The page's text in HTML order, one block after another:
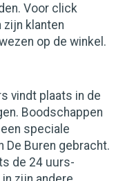
Voor click
zijn klanten
op de winkel.
vindt plaats in de
Boodschappen
speciale
De Buren gebracht.
de 24 uurs-